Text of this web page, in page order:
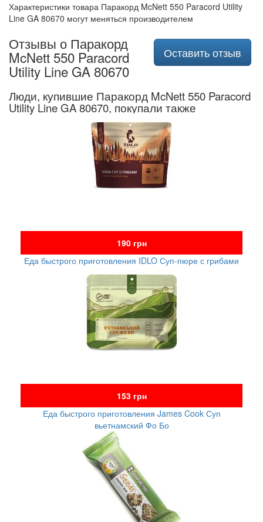
Характеристики товара Паракорд McNett 550 Paracord Utility
Line GA 80670 могут меняться производителем
Оставить отзыв
Отзывы о Паракорд
McNett 550 Paracord
Utility Line GA 80670
Люди, купившие Паракорд McNett 550 Paracord
Utility Line GA 80670, покупали также
190 грн
Еда быстрого приготовления IDLO Суп-пюре с грибами
153 грн
Еда быстрого приготовления James Cook Суп
вьетнамский Фо Бо